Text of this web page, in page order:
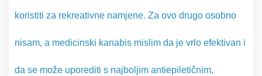
koristiti za rekreativne namjene. Za ovo drugo osobno
nisam, a medicinski kanabis mislim da je vrlo efektivan i
da se može uporediti s najboljim antiepiletičnim,